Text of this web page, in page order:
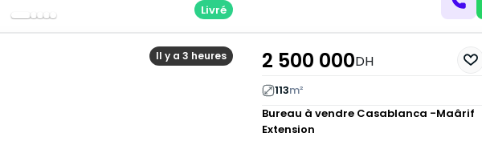
Livré
Il y a 3 heures 2 500 000DH
113m²
Bureau à vendre Casablanca -Maârif
Extension